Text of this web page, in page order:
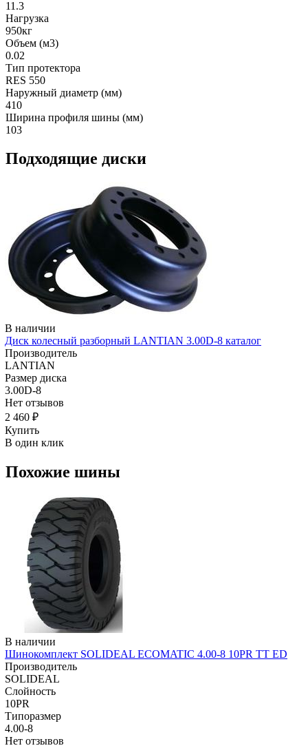
11.3
Нагрузка
950кг
Объем (м3)
0.02
Тип протектора
RES 550
Наружный диаметр (мм)
410
Ширина профиля шины (мм)
103
Подходящие диски
В наличии
Диск колесный разборный LANTIAN 3.00D-8 каталог
Производитель
LANTIAN
Размер диска
3.00D-8
Нет отзывов
2 460 ₽
Купить
В один клик
Похожие шины
В наличии
Шинокомплект SOLIDEAL ECOMATIC 4.00-8 10PR TT ED
Производитель
SOLIDEAL
Слойность
10PR
Типоразмер
4.00-8
Нет отзывов